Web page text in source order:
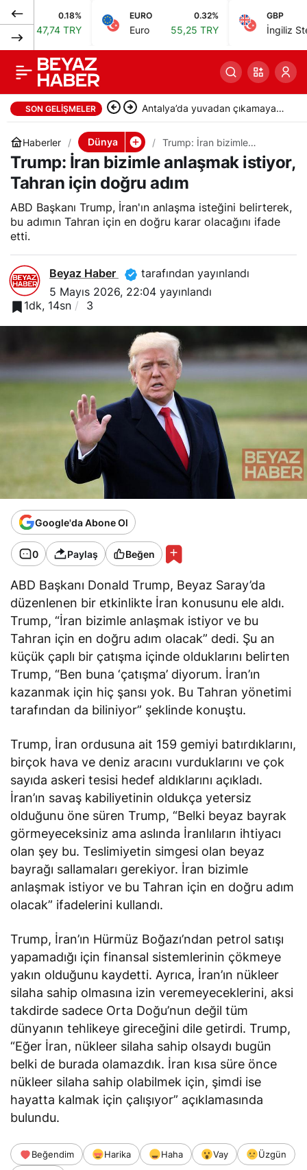
47,74 TRY
EURO
Euro 55,25 TRY
GBP
İngiliz Sterlini
SON GELIŞMELER Antalya’da yuvadan çıkamayan
yavru carettalar denizle buluştu
Haberler Dünya
Trump: İran bizimle
anlaşmak istiyor, Tahran için
doğru adım
Trump: İran bizimle anlaşmak istiyor,
Tahran için doğru adım
ABD Başkanı Trump, İran'ın anlaşma isteğini belirterek,
bu adımın Tahran için en doğru karar olacağını ifade
etti.
Beyaz Haber
tarafından yayınlandı
5 Mayıs 2026, 22:04 yayınlandı
1dk, 14sn
3
Google'da Abone Ol
0 Paylaş Beğen
ABD Başkanı Donald Trump, Beyaz Saray’da
düzenlenen bir etkinlikte İran konusunu ele aldı.
Trump, “İran bizimle anlaşmak istiyor ve bu
Tahran için en doğru adım olacak” dedi. Şu an
küçük çaplı bir çatışma içinde olduklarını belirten
Trump, “Ben buna ‘çatışma’ diyorum. İran’ın
kazanmak için hiç şansı yok. Bu Tahran yönetimi
tarafından da biliniyor” şeklinde konuştu.
Trump, İran ordusuna ait 159 gemiyi batırdıklarını,
birçok hava ve deniz aracını vurduklarını ve çok
sayıda askeri tesisi hedef aldıklarını açıkladı.
İran’ın savaş kabiliyetinin oldukça yetersiz
olduğunu öne süren Trump, “Belki beyaz bayrak
görmeyeceksiniz ama aslında İranlıların ihtiyacı
olan şey bu. Teslimiyetin simgesi olan beyaz
bayrağı sallamaları gerekiyor. İran bizimle
anlaşmak istiyor ve bu Tahran için en doğru adım
olacak” ifadelerini kullandı.
Trump, İran’ın Hürmüz Boğazı’ndan petrol satışı
yapamadığı için finansal sistemlerinin çökmeye
yakın olduğunu kaydetti. Ayrıca, İran’ın nükleer
silaha sahip olmasına izin veremeyeceklerini, aksi
takdirde sadece Orta Doğu’nun değil tüm
dünyanın tehlikeye gireceğini dile getirdi. Trump,
“Eğer İran, nükleer silaha sahip olsaydı bugün
belki de burada olamazdık. İran kısa süre önce
nükleer silaha sahip olabilmek için, şimdi ise
hayatta kalmak için çalışıyor” açıklamasında
bulundu.
Beğendim Harika Haha Vay
Üzgün
Pezeşkiyan: Siyaset
güce indirgenirse
kaos ve adaletsizlik
Paylaş